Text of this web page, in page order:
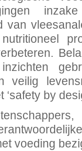
van
veilig
by
voeding